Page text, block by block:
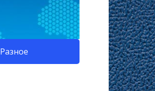
Разное